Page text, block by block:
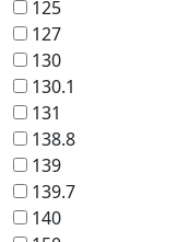
125
127
130
130.1
131
138.8
139
139.7
140